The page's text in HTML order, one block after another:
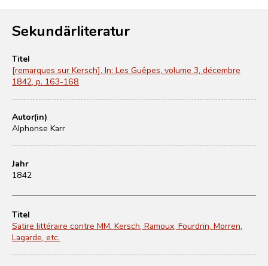
Sekundärliteratur
Titel
[remarques sur Kersch]. In: Les Guêpes, volume 3, décembre
1842, p. 163-168
Autor(in)
Alphonse Karr
Jahr
1842
Titel
Satire littéraire contre MM. Kersch, Ramoux, Fourdrin, Morren,
Lagarde, etc.